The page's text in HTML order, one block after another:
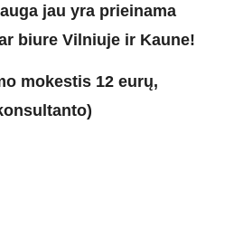
jau yra prieinama
biure Vilniuje ir Kaune!
mokestis 12 eurų,
)